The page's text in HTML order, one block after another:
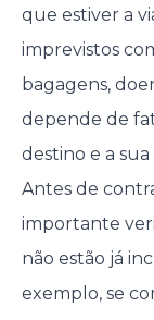
que estiver a
imprevistos
bagagens,
depende de
destino e a
Antes de
importante
não estão já
exemplo, se